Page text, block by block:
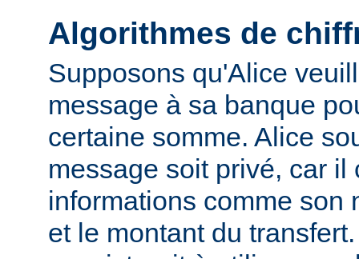
Algorithmes de
Supposons qu'Alice
message à sa banque
certaine somme. Alice
message soit privé, car il
informations comme son
et le montant du